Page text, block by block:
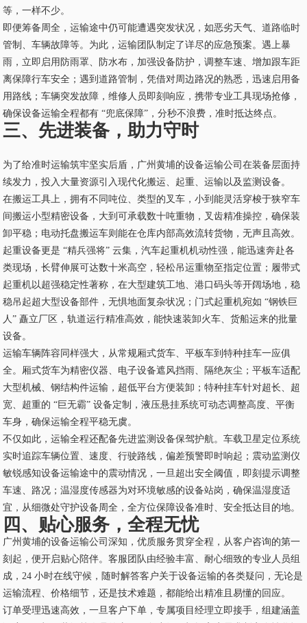
等，一样不少。
即便筹备周全，运输途中仍可能遭遇突发状况，如恶劣天气、道路临时
管制、车辆故障等。为此，运输团队制定了详尽的应急预案。遇上暴
雨，立即启用防雨罩、防水布，加强设备防护，调整车速、增加跟车距
离保障行车安全；遇到道路管制，凭借对周边路况的熟悉，迅速启用备
用路线；车辆突发故障，维修人员即刻响应，携带专业工具现场抢修，
确保设备运输全程都有 “兜底保障”，分秒不浪费，准时抵达终点。
三、先进装备，助力守时
为了给准时运输筑牢坚实后盾，广州黄埔的设备运输公司在装备层面持
续发力，投入大量资源引入现代化搬运、起重、运输以及监测设备。
在搬运工具上，拥有不同吨位、类型的叉车，小到能灵活穿梭于狭窄车
间搬运小型精密设备，大到可承载数十吨重物，叉齿精准操控，确保装
卸平稳；电动托盘搬运车则能在仓库内部高效流转货物，无声且高效。
起重设备更是 “精兵强将” 云集，汽车起重机机动性强，能迅速奔赴各
类现场，长臂伸展可达数十米高空，轻松吊运重物至指定位置；履带式
起重机以超强稳定性著称，在大型建筑工地、港口码头等开阔场地，稳
稳吊起超大型设备部件，无惧地面复杂状况；门式起重机宛如 “钢铁巨
人” 矗立厂区，轨道运行精准高效，能快速装卸火车、货船运来的批量
设备。
运输车辆阵容同样强大，从常规厢式货车、平板车到特种挂车一应俱
全。厢式货车为精密仪器、电子设备遮风挡雨、隔绝灰尘；平板车适配
大型机械、钢结构件运输，超低平台方便装卸；特种挂车针对超长、超
宽、超重的 “巨无霸” 设备定制，液压悬挂系统可动态调整高度、平衡
车身，确保运输全程平稳无虞。
不仅如此，运输全程还配备先进监测设备保驾护航。车载卫星定位系统
实时追踪车辆位置、速度、行驶路线，偏差预警即时响起；震动监测仪
敏锐感知设备运输途中的震动情况，一旦超出安全阈值，即刻提示调整
车速、路况；温湿度传感器为对环境敏感的设备站岗，确保温湿度适
宜，从细微处守护设备周全，全方位保障设备准时、安全抵达目的地。
四、贴心服务，全程无忧
广州黄埔的设备运输公司深知，优质服务贯穿全程，从客户咨询的第一
刻起，便开启贴心陪伴。客服团队由经验丰富、耐心细致的专业人员组
成，24 小时在线守候，随时解答客户关于设备运输的各类疑问，无论是
运输流程、价格细节，还是技术难题，都能给出精准且易懂的回应。
订单受理迅速高效，一旦客户下单，专属项目经理立即接手，组建涵盖